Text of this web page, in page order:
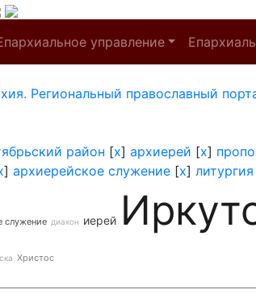
управление
Региональный православный
район [x] архиерей [x]
] архиерейское служение [x] литургия
служение диакон иерей
Христос